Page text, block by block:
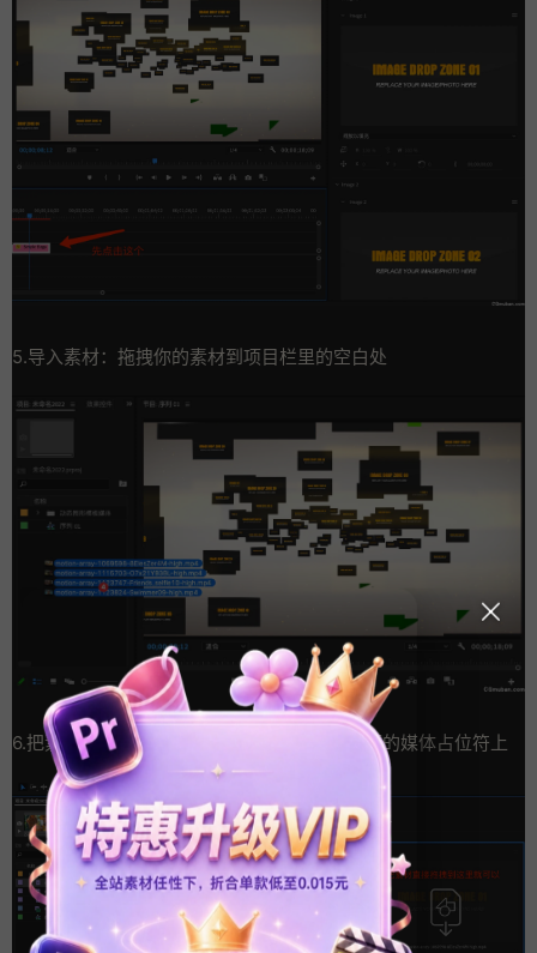
5.导入素材：拖拽你的素材到项目栏里的空白处
6.把素材（图片/视频）拖拽到基本图形-编辑下的媒体占位符上